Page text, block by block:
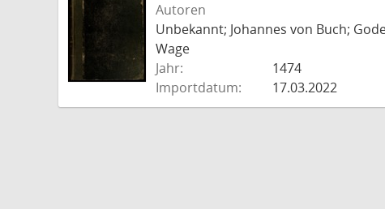
Autoren
Unbekannt; Johannes von Buch;
Wage
Jahr:
1474
Importdatum:
17.03.2022